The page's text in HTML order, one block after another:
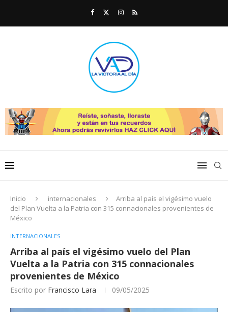
Inicio internacionales
Arriba al país el vigésimo vuelo
del Plan Vuelta a la Patria con 315 connacionales provenientes de
México
INTERNACIONALES
Arriba al país el vigésimo vuelo del Plan
Vuelta a la Patria con 315 connacionales
provenientes de México
Escrito por Francisco Lara 09/05/2025